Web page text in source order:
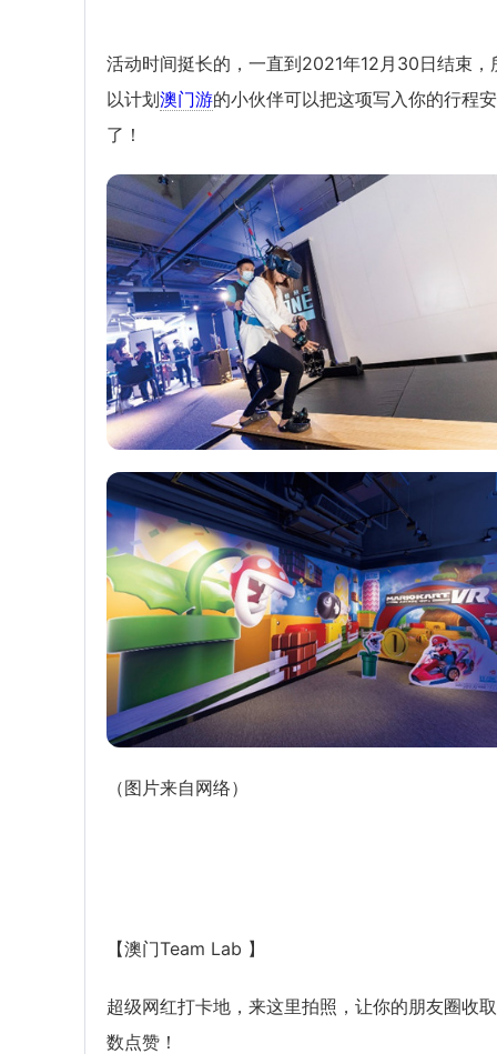
活动时间挺长的，一直到2021年12月30日结束，
以计划澳门游的小伙伴可以把这项写入你的行程
了！
（图片来自网络）
【澳门Team Lab 】
超级网红打卡地，来这里拍照，让你的朋友圈收
数点赞！